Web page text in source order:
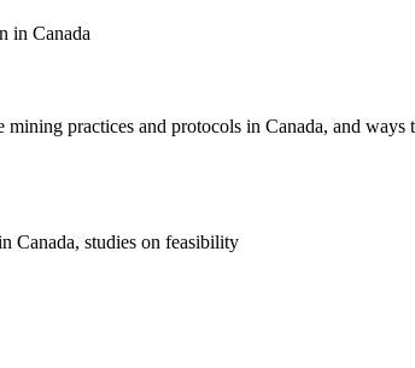
in Canada
practices and protocols in Canada, and ways
Canada, studies on feasibility